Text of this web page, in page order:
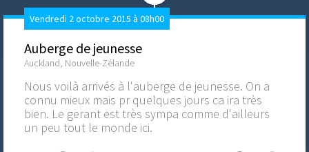
Vendredi 2 octobre 2015 à 08h00
Auberge de jeunesse
Auckland, Nouvelle-Zélande
Nous voilà arrivés à l'auberge de jeunesse. On a
connu mieux mais pr quelques jours ca ira très
bien. Le gerant est très sympa comme d'ailleurs
un peu tout le monde ici.